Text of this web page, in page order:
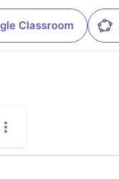
Classroom